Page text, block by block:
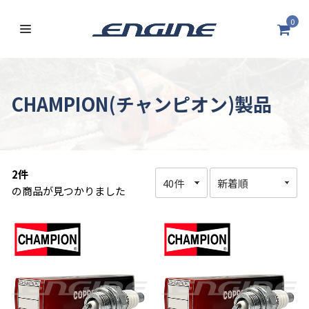
0
CHAMPION(チャンピオン)製品
2件
の商品が見つかりました